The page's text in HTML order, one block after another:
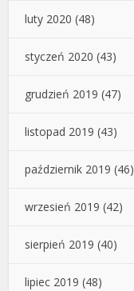
luty 2020 (48)
styczeń 2020 (43)
grudzień 2019 (47)
listopad 2019 (43)
październik 2019 (46)
wrzesień 2019 (42)
sierpień 2019 (40)
lipiec 2019 (48)